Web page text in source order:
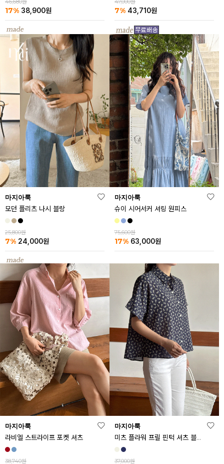
46,680원
17% 38,900원
47,000원
7% 43,710원
마지아룩
모던 플리츠 나시 블랑
25,800원
7% 24,000원
마지아룩
슈이 시어서커 셔링 원피스
75,600원
17% 63,000원
마지아룩
라비엘 스트라이프 포켓 셔츠
38,740원
마지아룩
미츠 플라워 프릴 핀턱 셔츠 블라우스
37,000원